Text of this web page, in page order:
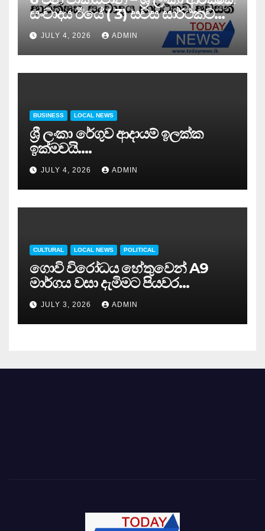
සංවාදය ඊයේ ( 3) සවස සාර්ථකව
අවසන් කරයි..
JULY 4, 2026 ADMIN
BUSINESS LOCAL NEWS
ශ්‍රී ලංකා රේගුව ආදායම් ඉලක්ක
ඉක්මවයි….
JULY 4, 2026 ADMIN
CULTURAL LOCAL NEWS POLITICAL
ගොවි විරෝධය හේතුවෙන් A9
මාර්ගය වසා දැමිමට පියවර…
JULY 3, 2026 ADMIN